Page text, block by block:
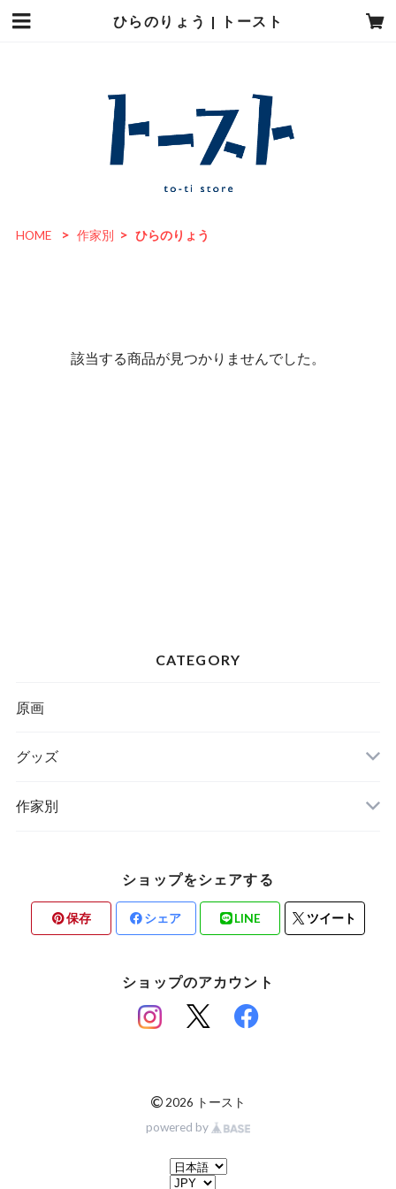
ひらのりょう | トースト
HOME 作家別 ひらのりょう
該当する商品が見つかりませんでした。
CATEGORY
原画
グッズ
ステーショナリー
作家別
ショップをシェアする
保存 シェア LINE ツイート
ショップのアカウント
© 2026 トースト
powered by